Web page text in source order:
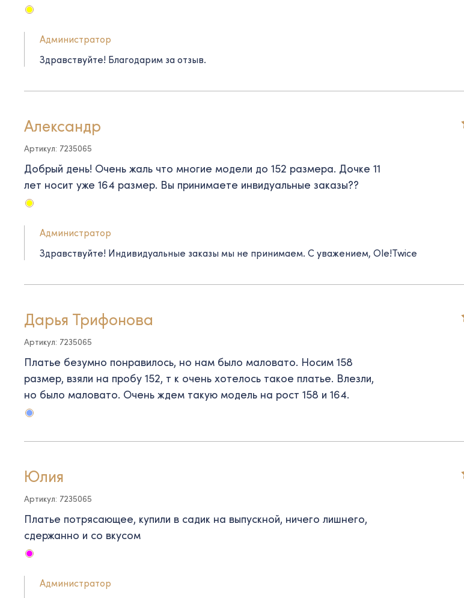
Администратор
Здравствуйте! Благодарим за отзыв.
Александр
Артикул: 7235065
Добрый день! Очень жаль что многие модели до 152 размера. Дочке 11
лет носит уже 164 размер. Вы принимаете инвидуальные заказы??
Администратор
Здравствуйте! Индивидуальные заказы мы не принимаем. С уважением, Ole!Twice
Дарья Трифонова
Артикул: 7235065
Платье безумно понравилось, но нам было маловато. Носим 158
размер, взяли на пробу 152, т к очень хотелось такое платье. Влезли,
но было маловато. Очень ждем такую модель на рост 158 и 164.
Юлия
Артикул: 7235065
Платье потрясающее, купили в садик на выпускной, ничего лишнего,
сдержанно и со вкусом
Администратор